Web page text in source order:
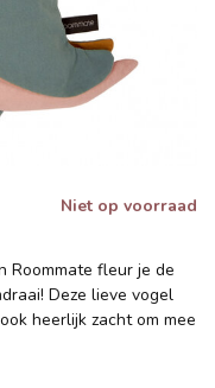
Niet op voorraad
Roommate fleur je de
Deze lieve vogel
heerlijk zacht om mee